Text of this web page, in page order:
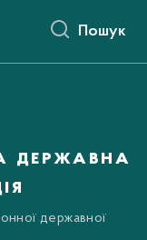
Пошук
державна
державної